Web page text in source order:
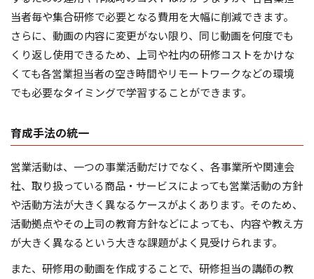
当者毎や集合研修で必要となる費用を大幅に削減できます。
さらに、動画の内容に変更がない限り、同じ動画を何度でも
くり返し使用できるため、上司や社内の研修コストをかけな
くても各営業担当者の空き時間やリモートワークなどの環境
でも必要なタイミングで学習することができます。
育成手法の統一
営業活動は、一つの事業活動だけでなく、各事業所や関連会
社、取り扱っている商品・サービスによっても営業活動の方針
や活動方法が大きく異なるケースがよくあります。そのため、
活動拠点やその上司の教育方針などによっても、内容や教え方
が大きく異なるという大きな課題がよく見受けられます。
また、研修用の動画を作成することで、研修担当の講師の教